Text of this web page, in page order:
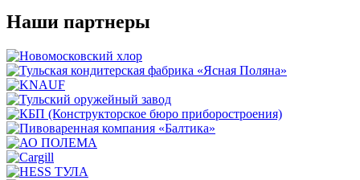
Наши партнеры